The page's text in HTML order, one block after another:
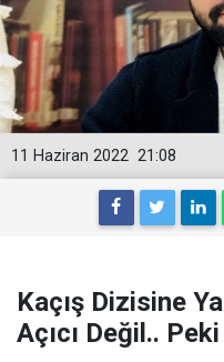
21:08
11 Haziran 2022
Kaçış Dizisine
Açıcı Değil..